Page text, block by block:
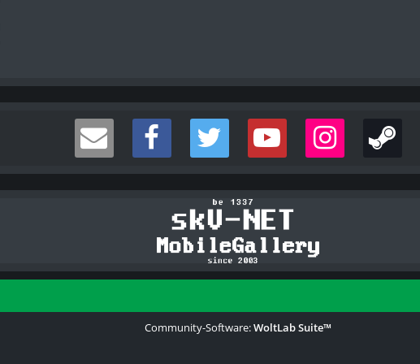
Community-Software:WoltLab Suite™